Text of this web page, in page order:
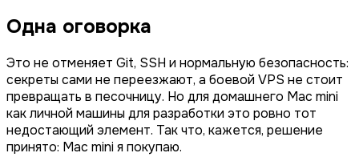
Одна оговорка
Это не отменяет Git, SSH и нормальную безопасность:
секреты сами не переезжают, а боевой VPS не стоит
превращать в песочницу. Но для домашнего Mac mini
как личной машины для разработки это ровно тот
недостающий элемент. Так что, кажется, решение
принято: Mac mini я покупаю.